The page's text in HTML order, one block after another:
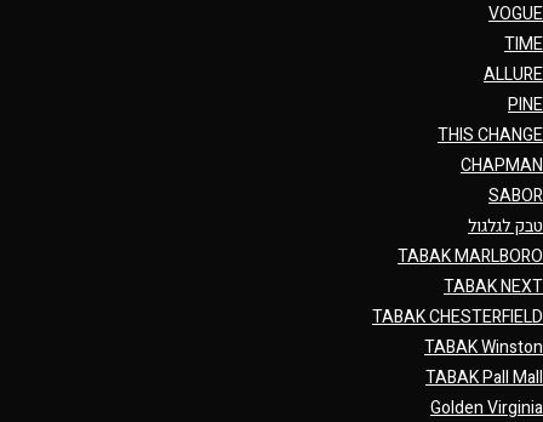
VOGUE
TIME
ALLURE
PINE
THIS CHANGE
CHAPMAN
SABOR
טבק לגלגול
TABAK MARLBORO
TABAK NEXT
TABAK CHESTERFIELD
TABAK Winston
TABAK Pall Mall
Golden Virginia